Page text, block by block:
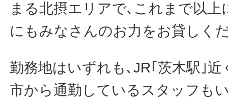
まる北摂エリアで､これまで以
にもみなさんのお力をお貸しく
勤務地はいずれも､JR｢茨木駅｣
市から通勤しているスタッフも